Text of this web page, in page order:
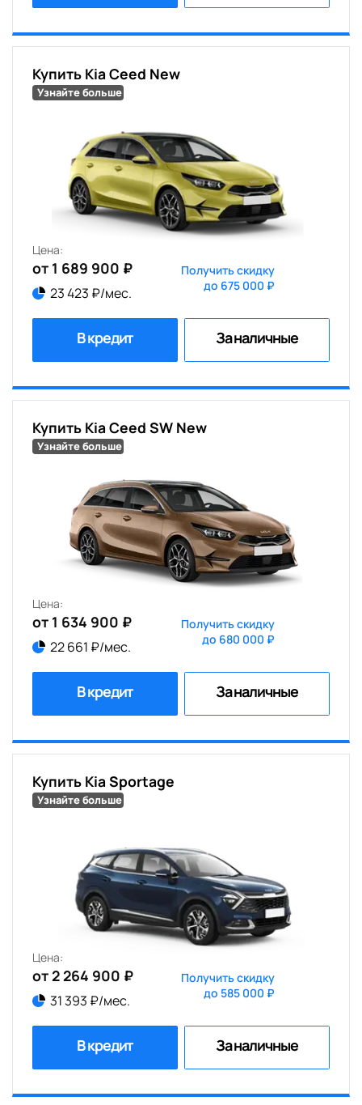
Купить Kia Ceed New
Узнайте больше
Цена:
от 1 689 900 ₽
23 423 ₽/мес.
Получить скидку
до 675 000 ₽
В кредит За наличные
Купить Kia Ceed SW New
Узнайте больше
Цена:
от 1 634 900 ₽
22 661 ₽/мес.
Получить скидку
до 680 000 ₽
В кредит За наличные
Купить Kia Sportage
Узнайте больше
Цена:
от 2 264 900 ₽
31 393 ₽/мес.
Получить скидку
до 585 000 ₽
В кредит За наличные